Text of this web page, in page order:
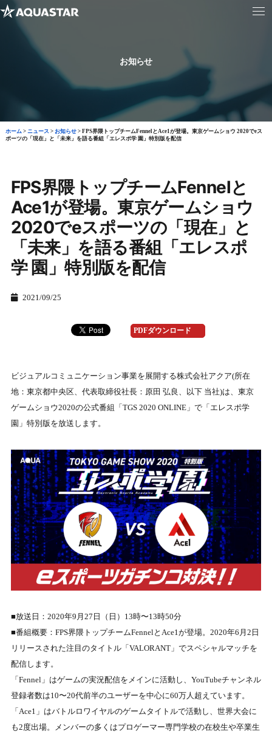
お知らせ
ホーム> ニュース > お知らせ> FPS界隈トップチームFennelとAce1が登場。東京ゲームショウ 2020でeス
ポーツの「現在」と「未来」を語る番組「エレスポ学 園」特別版を配信
FPS界隈トップチームFennelと
Ace1が登場。東京ゲームショウ
2020でeスポーツの「現在」と
「未来」を語る番組「エレスポ
学 園」特別版を配信
2021/09/25
PDFダウンロード
ビジュアルコミュニケーション事業を展開する株式会社アクア(所在
地：東京都中央区、代表取締役社⻑：原⽥ 弘良、以下 当社)は、東京
ゲームショウ2020の公式番組「TGS 2020 ONLINE」で「エレスポ学
園」特別版を放送します。
■放送⽇：2020年9⽉27⽇（⽇）13時〜13時50分
■番組概要：FPS界隈トップチームFennelとAce1が登場。2020年6⽉2⽇
リリースされた注⽬のタイトル「VALORANT」でスペシャルマッチを
配信します。
「Fennel」はゲームの実況配信をメインに活動し、YouTubeチャンネル
登録者数は10〜20代前半のユーザーを中⼼に60万⼈超えています。
「Ace1」はバトルロワイヤルのゲームタイトルで活動し、世界⼤会に
も2度出場。メンバーの多くはプロゲーマー専⾨学校の在校⽣や卒業⽣